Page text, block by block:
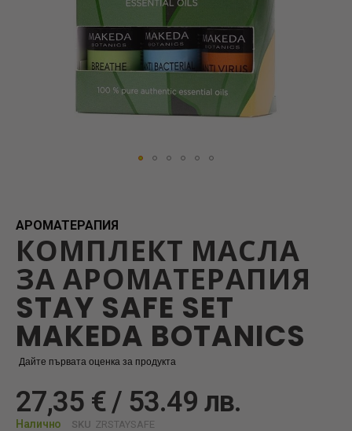
beginning
of
the
images
gallery
АРОМАТЕРАПИЯ
КОМПЛЕКТ МАСЛА
ЗА АРОМАТЕРАПИЯ
STAY SAFE SET
MAKEDA BOTANICS
Дайте първата оценка за продукта
27,35 € / 53.49 лв.
Налично SKU ZRSTAYSAFE